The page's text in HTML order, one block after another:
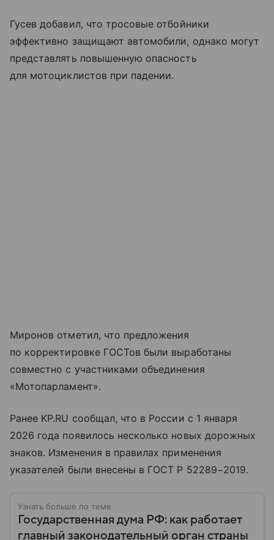
Гусев добавил, что тросовые отбойники
эффективно защищают автомобили, однако могут
представлять повышенную опасность
для мотоциклистов при падении.
Миронов отметил, что предложения
по корректировке ГОСТов были выработаны
совместно с участниками объединения
«Мотопарламент».
Ранее KP.RU сообщал, что в России с 1 января
2026 года появилось несколько новых дорожных
знаков. Изменения в правилах применения
указателей были внесены в ГОСТ Р 52289−2019.
Узнать больше по теме
Государственная дума РФ: как работает
главный законодательный орган страны